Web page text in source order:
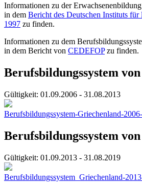
Informationen zu der
in dem Bericht des Deutschen Instituts
1997 zu finden.
Informationen zu dem
in dem Bericht von CEDEFOPzu finden.
Berufsbildungssystem
Gültigkeit: 01.09.2006 - 31.08.2013
Berufsbildungssystem-Griechenland-
Berufsbildungssystem
Gültigkeit: 01.09.2013 - 31.08.2019
Berufsbildungssystem_Griechenland-